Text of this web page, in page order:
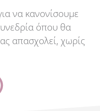
να κανονίσουμε
όπου θα
απασχολεί, χωρίς